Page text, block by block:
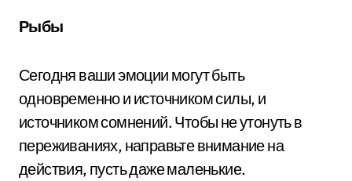
Рыбы
Сегодня ваши эмоции могут быть
одновременно и источником силы, и
источником сомнений. Чтобы не утонуть в
переживаниях, направьте внимание на
действия, пусть даже маленькие.